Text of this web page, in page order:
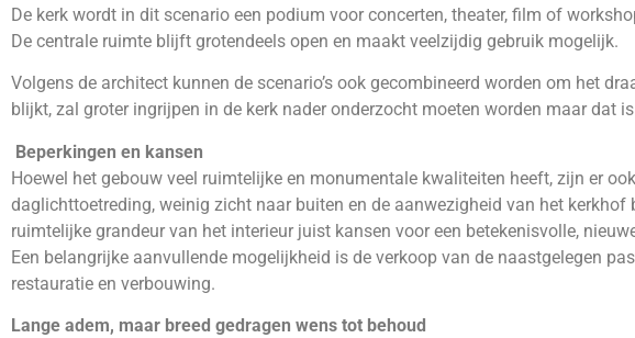
De kerk wordt in dit scenario een podium voor concerten, theater, film of
De centrale ruimte blijft grotendeels open en maakt veelzijdig gebruik mogelijk.
Volgens de architect kunnen de scenario’s ook gecombineerd worden om het
blijkt, zal groter ingrijpen in de kerk nader onderzocht moeten worden maar dat
Beperkingen en kansen
Hoewel het gebouw veel ruimtelijke en monumentale kwaliteiten heeft, zijn er
daglichttoetreding, weinig zicht naar buiten en de aanwezigheid van het
ruimtelijke grandeur van het interieur juist kansen voor een betekenisvolle,
Een belangrijke aanvullende mogelijkheid is de verkoop van de naastgelegen
restauratie en verbouwing.
Lange adem, maar breed gedragen wens tot behoud